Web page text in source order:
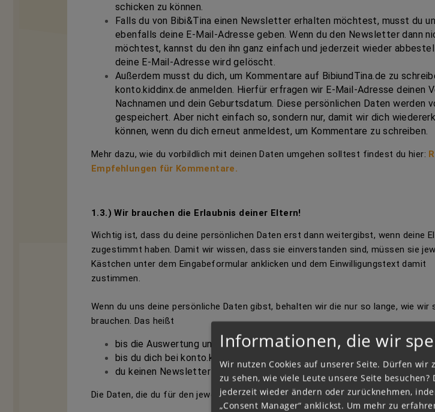
schicken zu können.
Falls du von Bibi&Tina einen Newsletter erhalten möchtest, musst du
ebenfalls deine E-Mail-Adresse geben. Wenn du den Newsletter dann
möchtest, kannst du den ihn ganz einfach und jederzeit wieder
deine E-Mail-Adresse wird gelöscht.
Außerdem musst du dich, um Kommentare auf BibiundTina.de zu
konto.kiddinx.de anmelden. Hierfür erfragen wir E-Mail-Adresse deinen
Nachnamen und dein Geburtsdatum. Diese persönlichen Daten werden
gespeichert. Aber nicht einfach so, sondern nur, damit wir dich
können, wenn du dich erneut anmeldest, um Kommentare zu schreiben.
Mehr dazu, wie du vorbildlich mit deinen Daten umgehen solltest findest du hier:
Empfehlungen für Kommentare.
1.3.) Wir brauchen die Erlaubnis deiner Eltern!
Wichtig ist, dass du deine persönlichen Daten erst dann weitergibst, wenn deine
zugestimmt haben. Damit wir wissen, dass sie einverstanden sind, müssen sie
Kästchen unter dem Eingabeformular anklicken und dem Einwilligungstext damit
zustimmen.
Wenn du uns deine persönliche Daten gibst, behalten wir die nur so lange, wie wir
brauchen. Das heißt
bis die Auswertung und Preisverteilung eines Gewinnspiels erfolgt ist,
bis du dich bei konto.kiddinx.de abmelden möchtest oder
du keinen Newsletter mehr erhalten willst.
Die Daten, die du für den jeweiligen Zweck angegeben hast, werden dann gelöscht.
Informationen, die wir
Wir nutzen Cookies auf unserer Seite. Dürfen wir
zu sehen, wie viele Leute unsere Seite
jederzeit wieder ändern oder zurücknehmen,
„Consent Manager“ anklickst. Um mehr zu